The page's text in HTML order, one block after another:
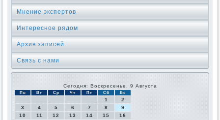
Мнение экспертов
Интересное рядом
Архив записей
Связь с нами
Сегодня: Воскресенье, 9 Августа
Пн Вт Ср Чт Пт Сб Вс
1
2
3
4 5 6 7 8
9
10
11 12 13 14 15
16